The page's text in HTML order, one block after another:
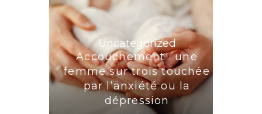
Uncategorized
Accouchement : une
femme sur trois touchée
par l’anxiété ou la
dépression